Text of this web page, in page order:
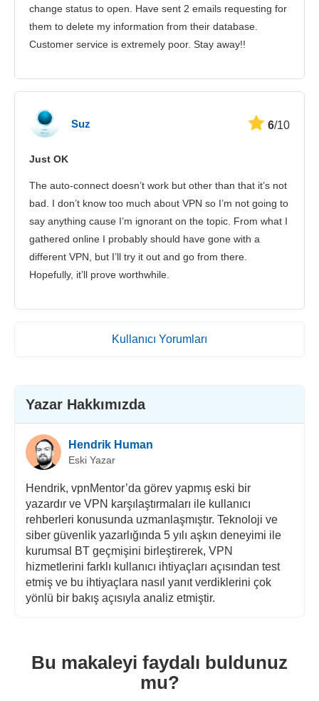
change status to open. Have sent 2 emails requesting for
them to delete my information from their database.
Customer service is extremely poor. Stay away!!
Suz 6/10
Just OK
The auto-connect doesn’t work but other than that it’s not
bad. I don’t know too much about VPN so I’m not going to
say anything cause I’m ignorant on the topic. From what I
gathered online I probably should have gone with a
different VPN, but I’ll try it out and go from there.
Hopefully, it’ll prove worthwhile.
Kullanıcı Yorumları
Yazar Hakkımızda
Hendrik Human
Eski Yazar
Hendrik, vpnMentor’da görev yapmış eski bir
yazardır ve VPN karşılaştırmaları ile kullanıcı
rehberleri konusunda uzmanlaşmıştır. Teknoloji ve
siber güvenlik yazarlığında 5 yılı aşkın deneyimi ile
kurumsal BT geçmişini birleştirerek, VPN
hizmetlerini farklı kullanıcı ihtiyaçları açısından test
etmiş ve bu ihtiyaçlara nasıl yanıt verdiklerini çok
yönlü bir bakış açısıyla analiz etmiştir.
Bu makaleyi faydalı buldunuz
mu?